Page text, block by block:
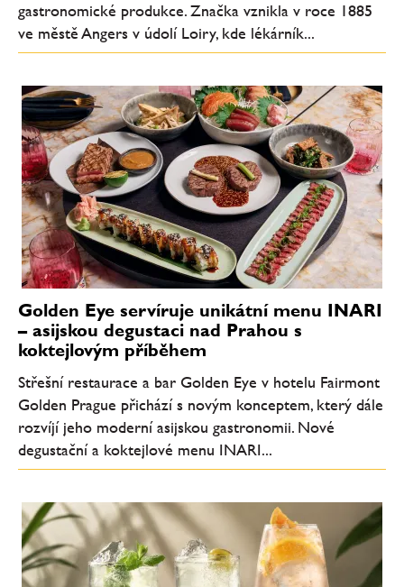
gastronomické produkce. Značka vznikla v roce 1885
ve městě Angers v údolí Loiry, kde lékárník...
Golden Eye servíruje unikátní menu INARI
– asijskou degustaci nad Prahou s
koktejlovým příběhem
Střešní restaurace a bar Golden Eye v hotelu Fairmont
Golden Prague přichází s novým konceptem, který dále
rozvíjí jeho moderní asijskou gastronomii. Nové
degustační a koktejlové menu INARI...